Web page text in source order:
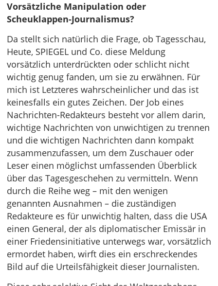
Vorsätzliche Manipulation oder
Scheuklappen-Journalismus?
Da stellt sich natürlich die Frage, ob Tagesschau,
Heute, SPIEGEL und Co. diese Meldung
vorsätzlich unterdrückten oder schlicht nicht
wichtig genug fanden, um sie zu erwähnen. Für
mich ist Letzteres wahrscheinlicher und das ist
keinesfalls ein gutes Zeichen. Der Job eines
Nachrichten-Redakteurs besteht vor allem darin,
wichtige Nachrichten von unwichtigen zu trennen
und die wichtigen Nachrichten dann kompakt
zusammenzufassen, um dem Zuschauer oder
Leser einen möglichst umfassenden Überblick
über das Tagesgeschehen zu vermitteln. Wenn
durch die Reihe weg – mit den wenigen
genannten Ausnahmen – die zuständigen
Redakteure es für unwichtig halten, dass die USA
einen General, der als diplomatischer Emissär in
einer Friedensinitiative unterwegs war, vorsätzlich
ermordet haben, wirft dies ein erschreckendes
Bild auf die Urteilsfähigkeit dieser Journalisten.